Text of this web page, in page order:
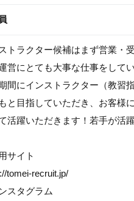
トラクター候補はまず営業・
営にとても大事な仕事をして
間にインストラクター（教習
と目指していただき、お客様
活躍いただきます！若手が活
サイト
tomei-recruit.jp/
スタグラム